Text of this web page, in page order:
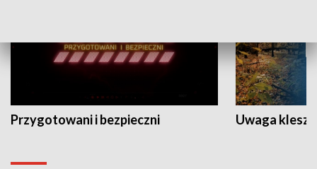
Przygotowani i bezpieczni Uwaga